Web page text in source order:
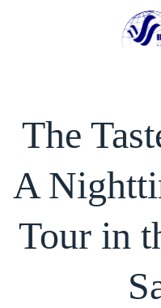
The
A
Tour in